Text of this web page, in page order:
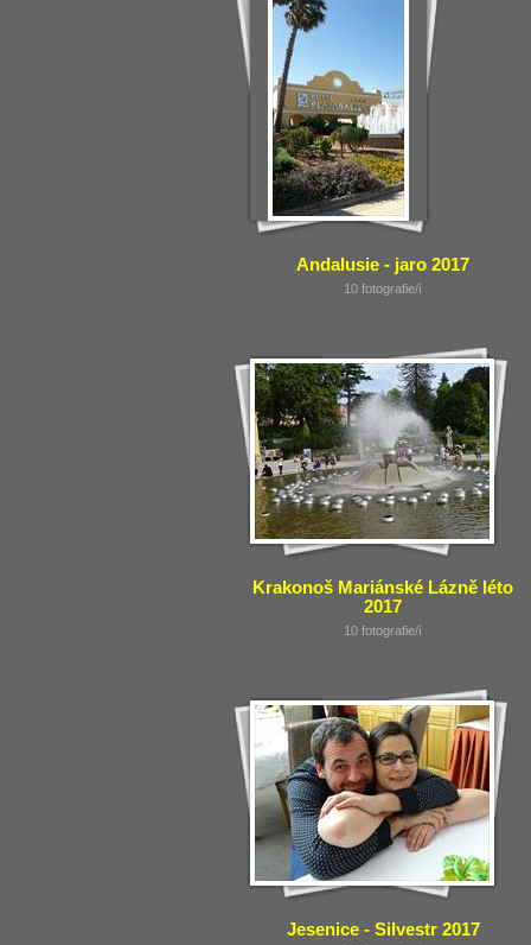
Andalusie - jaro 2017
10 fotografie/í
Krakonoš Mariánské Lázně léto
2017
10 fotografie/í
Jesenice - Silvestr 2017